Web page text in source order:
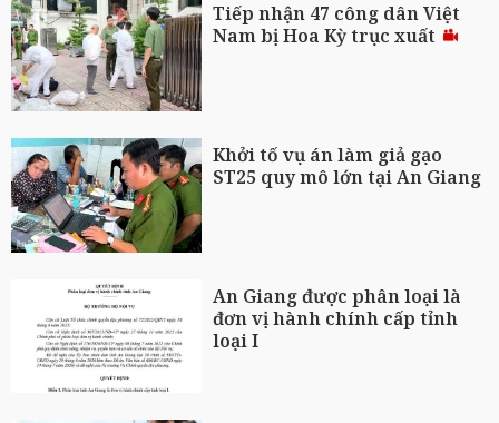
Tiếp nhận 47 công dân Việt
Nam bị Hoa Kỳ trục xuất
Khởi tố vụ án làm giả gạo
ST25 quy mô lớn tại An Giang
An Giang được phân loại là
đơn vị hành chính cấp tỉnh
loại I